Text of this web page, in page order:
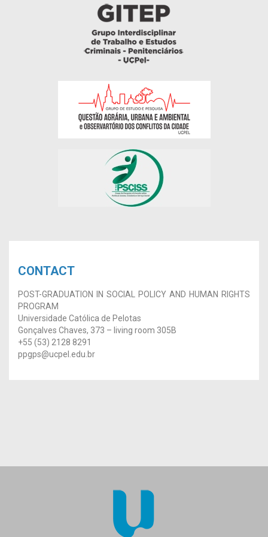
CONTACT
POST-GRADUATION IN SOCIAL POLICY AND HUMAN RIGHTS
PROGRAM
Universidade Católica de Pelotas
Gonçalves Chaves, 373 – living room 305B
+55 (53) 2128 8291
ppgps@ucpel.edu.br